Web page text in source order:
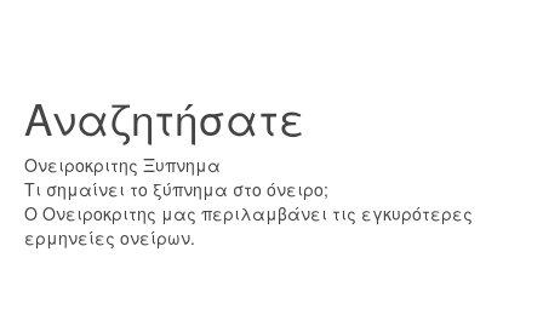
Αναζητήσατε
Ονειροκριτης Ξυπνημα
Τι σημαίνει το ξύπνημα στο όνειρο;
Ο Ονειροκριτης μας περιλαμβάνει τις εγκυρότερες
ερμηνείες ονείρων.